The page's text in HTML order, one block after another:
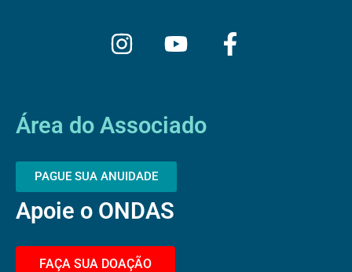
I
n
a
r
a
m
Y
o
u
F
a
Área do Associado
PAGUE SUA ANUIDADE
Apoie o ONDAS
FAÇA SUA DOAÇÃO